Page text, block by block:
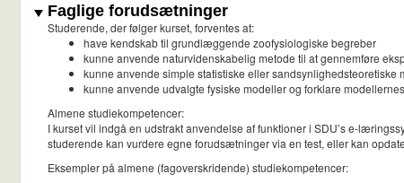
Faglige forudsætninger
Studerende, der følger kurset, forventes at:
have kendskab til grundlæggende zoofysiologiske begreber
kunne anvende naturvidenskabelig metode til at gennemføre
kunne anvende simple statistiske eller
kunne anvende udvalgte fysiske modeller og forklare
Almene studiekompetencer:
I kurset vil indgå en udstrakt anvendelse af funktioner i SDU’s e-
studerende kan vurdere egne forudsætninger via en test, eller kan
Eksempler på almene (fagoverskridende) studiekompetencer: